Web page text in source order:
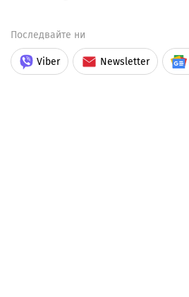
Последвайте ни
Viber Newsletter